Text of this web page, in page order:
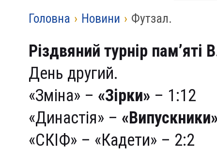
Головна › Новини › Футзал.
Різдвяний турнір
День другий.
«Зміна» – «Зірки» – 1:12
«Династія» –
«СКІФ» – «Кадети» – 2:2